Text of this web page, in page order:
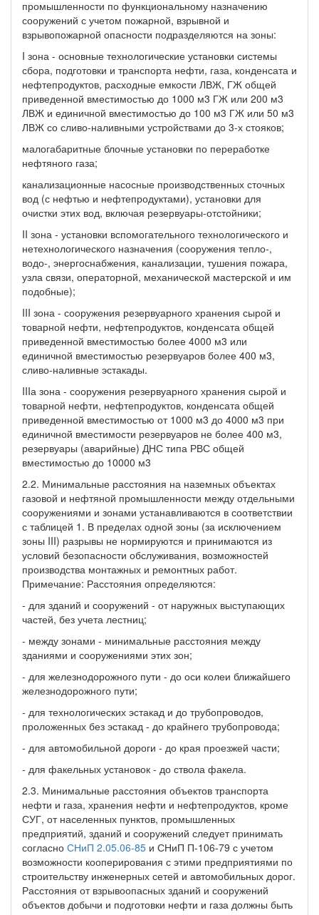
промышленности по функциональному назначению
сооружений с учетом пожарной, взрывной и
взрывопожарной опасности подразделяются на зоны:
I зона - основные технологические установки системы
сбора, подготовки и транспорта нефти, газа, конденсата и
нефтепродуктов, расходные емкости ЛВЖ, ГЖ общей
приведенной вместимостью до 1000 м3 ГЖ или 200 м3
ЛВЖ и единичной вместимостью до 100 м3 ГЖ или 50 м3
ЛВЖ со сливо-наливными устройствами до 3-х стояков;
малогабаритные блочные установки по переработке
нефтяного газа;
канализационные насосные производственных сточных
вод (с нефтью и нефтепродуктами), установки для
очистки этих вод, включая резервуары-отстойники;
II зона - установки вспомогательного технологического и
нетехнологического назначения (сооружения тепло-,
водо-, энергоснабжения, канализации, тушения пожара,
узла связи, операторной, механической мастерской и им
подобные);
III зона - сооружения резервуарного хранения сырой и
товарной нефти, нефтепродуктов, конденсата общей
приведенной вместимостью более 4000 м3 или
единичной вместимостью резервуаров более 400 м3,
сливо-наливные эстакады.
IIIа зона - сооружения резервуарного хранения сырой и
товарной нефти, нефтепродуктов, конденсата общей
приведенной вместимостью от 1000 м3 до 4000 м3 при
единичной вместимости резервуаров не более 400 м3,
резервуары (аварийные) ДНС типа РВС общей
вместимостью до 10000 м3
2.2. Минимальные расстояния на наземных объектах
газовой и нефтяной промышленности между отдельными
сооружениями и зонами устанавливаются в соответствии
с таблицей 1. В пределах одной зоны (за исключением
зоны III) разрывы не нормируются и принимаются из
условий безопасности обслуживания, возможностей
производства монтажных и ремонтных работ.
Примечание: Расстояния определяются:
- для зданий и сооружений - от наружных выступающих
частей, без учета лестниц;
- между зонами - минимальные расстояния между
зданиями и сооружениями этих зон;
- для железнодорожного пути - до оси колеи ближайшего
железнодорожного пути;
- для технологических эстакад и до трубопроводов,
проложенных без эстакад - до крайнего трубопровода;
- для автомобильной дороги - до края проезжей части;
- для факельных установок - до ствола факела.
2.3. Минимальные расстояния объектов транспорта
нефти и газа, хранения нефти и нефтепродуктов, кроме
СУГ, от населенных пунктов, промышленных
предприятий, зданий и сооружений следует принимать
согласно СНиП 2.05.06-85 и СНиП П-106-79 с учетом
возможности кооперирования с этими предприятиями по
строительству инженерных сетей и автомобильных дорог.
Расстояния от взрывоопасных зданий и сооружений
объектов добычи и подготовки нефти и газа должны быть